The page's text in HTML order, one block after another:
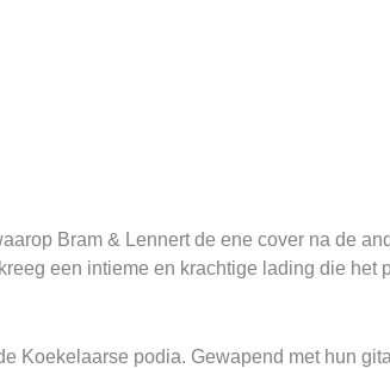
Bram & Lennert de ene cover na de
een intieme en krachtige lading die het
Koekelaarse podia. Gewapend met hun